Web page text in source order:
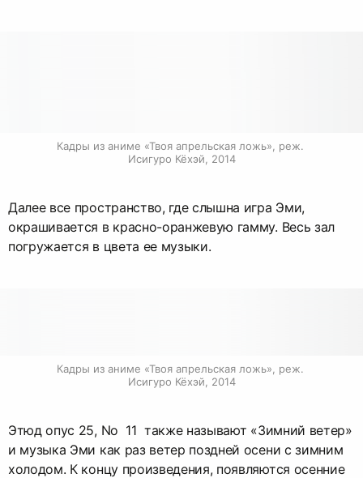
Кадры из аниме «Твоя апрельская ложь», реж.
Исигуро Кёхэй, 2014
Далее все пространство, где слышна игра Эми,
окрашивается в красно-оранжевую гамму. Весь зал
погружается в цвета ее музыки.
Кадры из аниме «Твоя апрельская ложь», реж.
Исигуро Кёхэй, 2014
Этюд опус 25, No 11 также называют «Зимний ветер»
и музыка Эми как раз ветер поздней осени с зимним
холодом. К концу произведения, появляются осенние